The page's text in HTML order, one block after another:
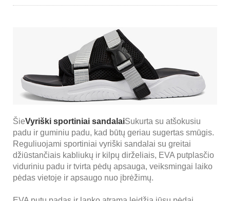
ŠieVyriški sportiniai sandalaiSukurta su atšokusiu
padu ir guminiu padu, kad būtų geriau sugertas smūgis.
Reguliuojami sportiniai vyriški sandalai su greitai
džiūstančiais kabliukų ir kilpų dirželiais, EVA putplasčio
viduriniu padu ir tvirta pėdų apsauga, veiksmingai laiko
pėdas vietoje ir apsaugo nuo įbrėžimų.